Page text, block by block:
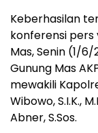
Keberhasilan
konferensi pers
Mas, Senin (1/
Gunung Mas
mewakili
Wibowo, S.I.K.,
Abner, S.Sos.